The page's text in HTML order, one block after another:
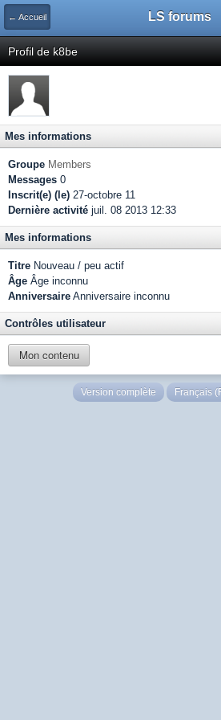
← Accueil LS forums
Profil de k8be
Mes informations
Groupe Members
Messages 0
Inscrit(e) (le) 27-octobre 11
Dernière activité juil. 08 2013 12:33
Mes informations
Titre Nouveau / peu actif
Âge Âge inconnu
Anniversaire Anniversaire inconnu
Contrôles utilisateur
Mon contenu
Version complète Français